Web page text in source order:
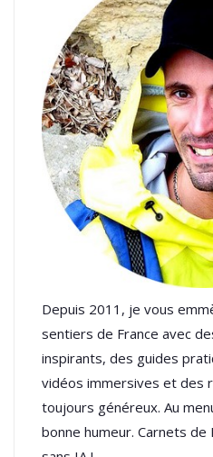
Depuis 2011, je vous
sentiers de France avec
inspirants, des guides
vidéos immersives et des
toujours généreux. Au
bonne humeur. Carnets de